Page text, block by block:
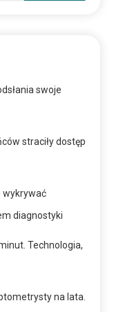
swoje
straciły dostęp
wykrywać
diagnostyki
Technologia,
na lata.